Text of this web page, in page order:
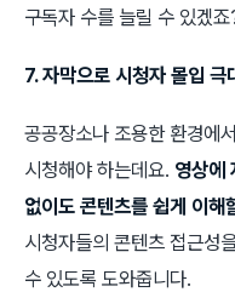
구독자 수를 늘릴 수 있겠죠
7. 자막으로 시청자 몰입 극
공공장소나 조용한 환경에
시청해야 하는데요. 영상에
없이도 콘텐츠를 쉽게 이해
시청자들의 콘텐츠 접근성
수 있도록 도와줍니다.